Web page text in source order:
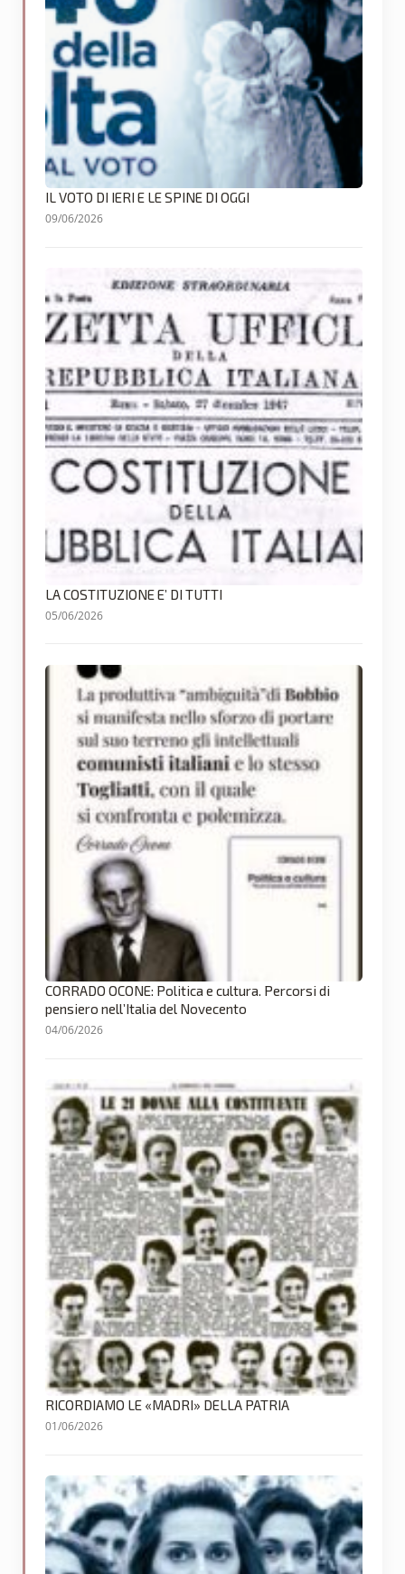
IL VOTO DI IERI E LE SPINE DI OGGI
09/06/2026
LA COSTITUZIONE E’ DI TUTTI
05/06/2026
CORRADO OCONE: Politica e cultura. Percorsi di
pensiero nell’Italia del Novecento
04/06/2026
RICORDIAMO LE «MADRI» DELLA PATRIA
01/06/2026